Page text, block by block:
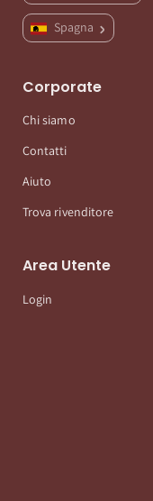
Spagna
Corporate
Chi siamo
Contatti
Aiuto
Trova rivenditore
Area Utente
Login